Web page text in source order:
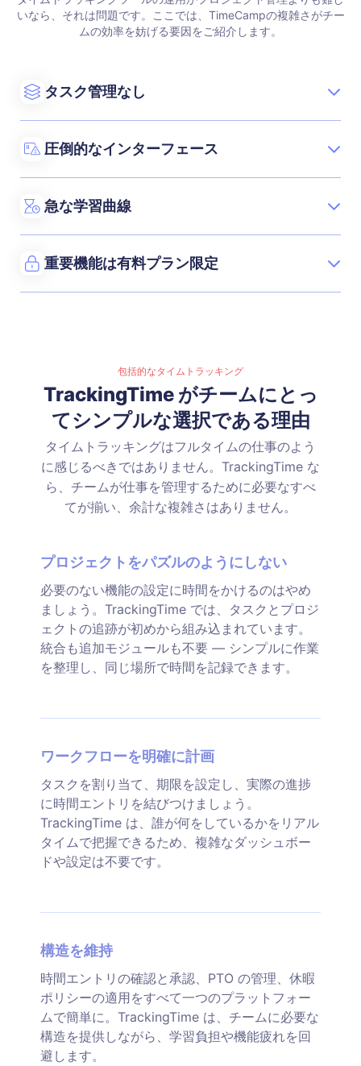
いなら、それは問題です。ここでは、TimeCampの複雑さがチー
ムの効率を妨げる要因をご紹介します。
タスク管理なし
圧倒的なインターフェース
急な学習曲線
重要機能は有料プラン限定
包括的なタイムトラッキング
TrackingTime がチームにとっ
てシンプルな選択である理由
タイムトラッキングはフルタイムの仕事のよう
に感じるべきではありません。TrackingTime な
ら、チームが仕事を管理するために必要なすべ
てが揃い、余計な複雑さはありません。
プロジェクトをパズルのようにしない
必要のない機能の設定に時間をかけるのはやめ
ましょう。TrackingTime では、タスクとプロジ
ェクトの追跡が初めから組み込まれています。
統合も追加モジュールも不要 — シンプルに作業
を整理し、同じ場所で時間を記録できます。
ワークフローを明確に計画
タスクを割り当て、期限を設定し、実際の進捗
に時間エントリを結びつけましょう。
TrackingTime は、誰が何をしているかをリアル
タイムで把握できるため、複雑なダッシュボー
ドや設定は不要です。
構造を維持
時間エントリの確認と承認、PTO の管理、休暇
ポリシーの適用をすべて一つのプラットフォー
ムで簡単に。TrackingTime は、チームに必要な
構造を提供しながら、学習負担や機能疲れを回
避します。